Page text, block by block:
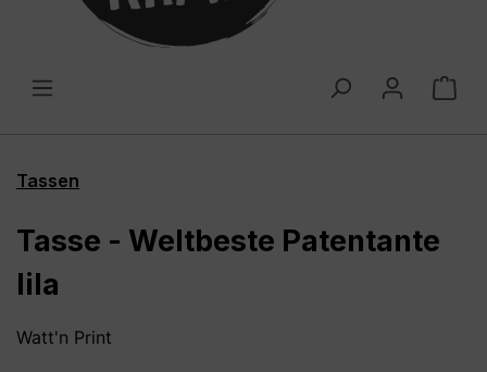
Tassen
Tasse - Weltbeste Patentante
lila
Watt'n Print